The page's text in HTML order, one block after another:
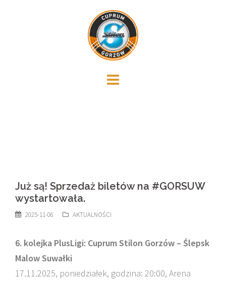
Już są! Sprzedaż biletów na #GORSUW
wystartowała.
2025-11-06 AKTUALNOŚCI
6. kolejka PlusLigi: Cuprum Stilon Gorzów – Ślepsk
Malow Suwałki
17.11.2025, poniedziałek, godzina: 20:00, Arena